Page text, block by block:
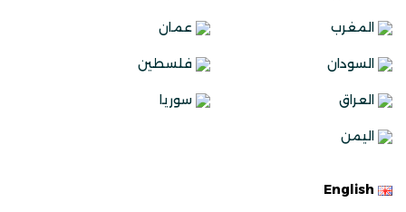
المغرب عمان
السودان فلسطين
العراق سوريا
اليمن